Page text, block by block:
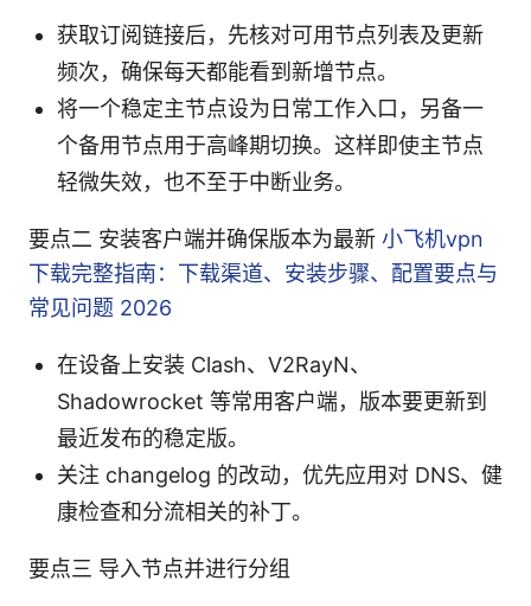
获取订阅链接后，先核对可用节点列表及更新
频次，确保每天都能看到新增节点。
将一个稳定主节点设为日常工作入口，另备一
个备用节点用于高峰期切换。这样即使主节点
轻微失效，也不至于中断业务。
要点二 安装客户端并确保版本为最新 小飞机vpn
下载完整指南：下载渠道、安装步骤、配置要点与
常见问题 2026
在设备上安装 Clash、V2RayN、
Shadowrocket 等常用客户端，版本要更新到
最近发布的稳定版。
关注 changelog 的改动，优先应用对 DNS、健
康检查和分流相关的补丁。
要点三 导入节点并进行分组